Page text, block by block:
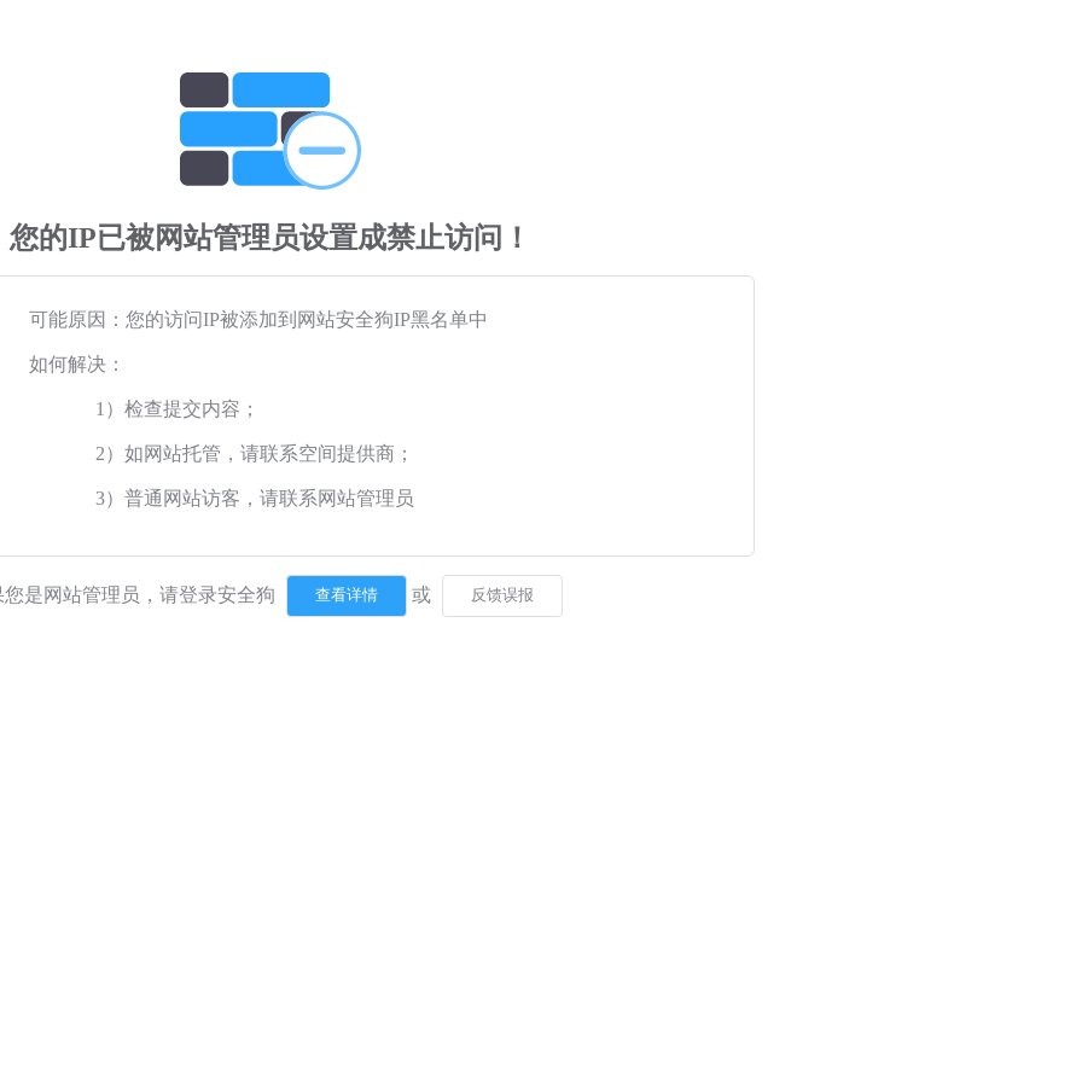
您的IP已被网站管理员设置成禁止访问！
可能原因：您的访问IP被添加到网站安全狗IP黑名单中
如何解决：
1）检查提交内容；
2）如网站托管，请联系空间提供商；
3）普通网站访客，请联系网站管理员
您是网站管理员，请登录安全狗 或